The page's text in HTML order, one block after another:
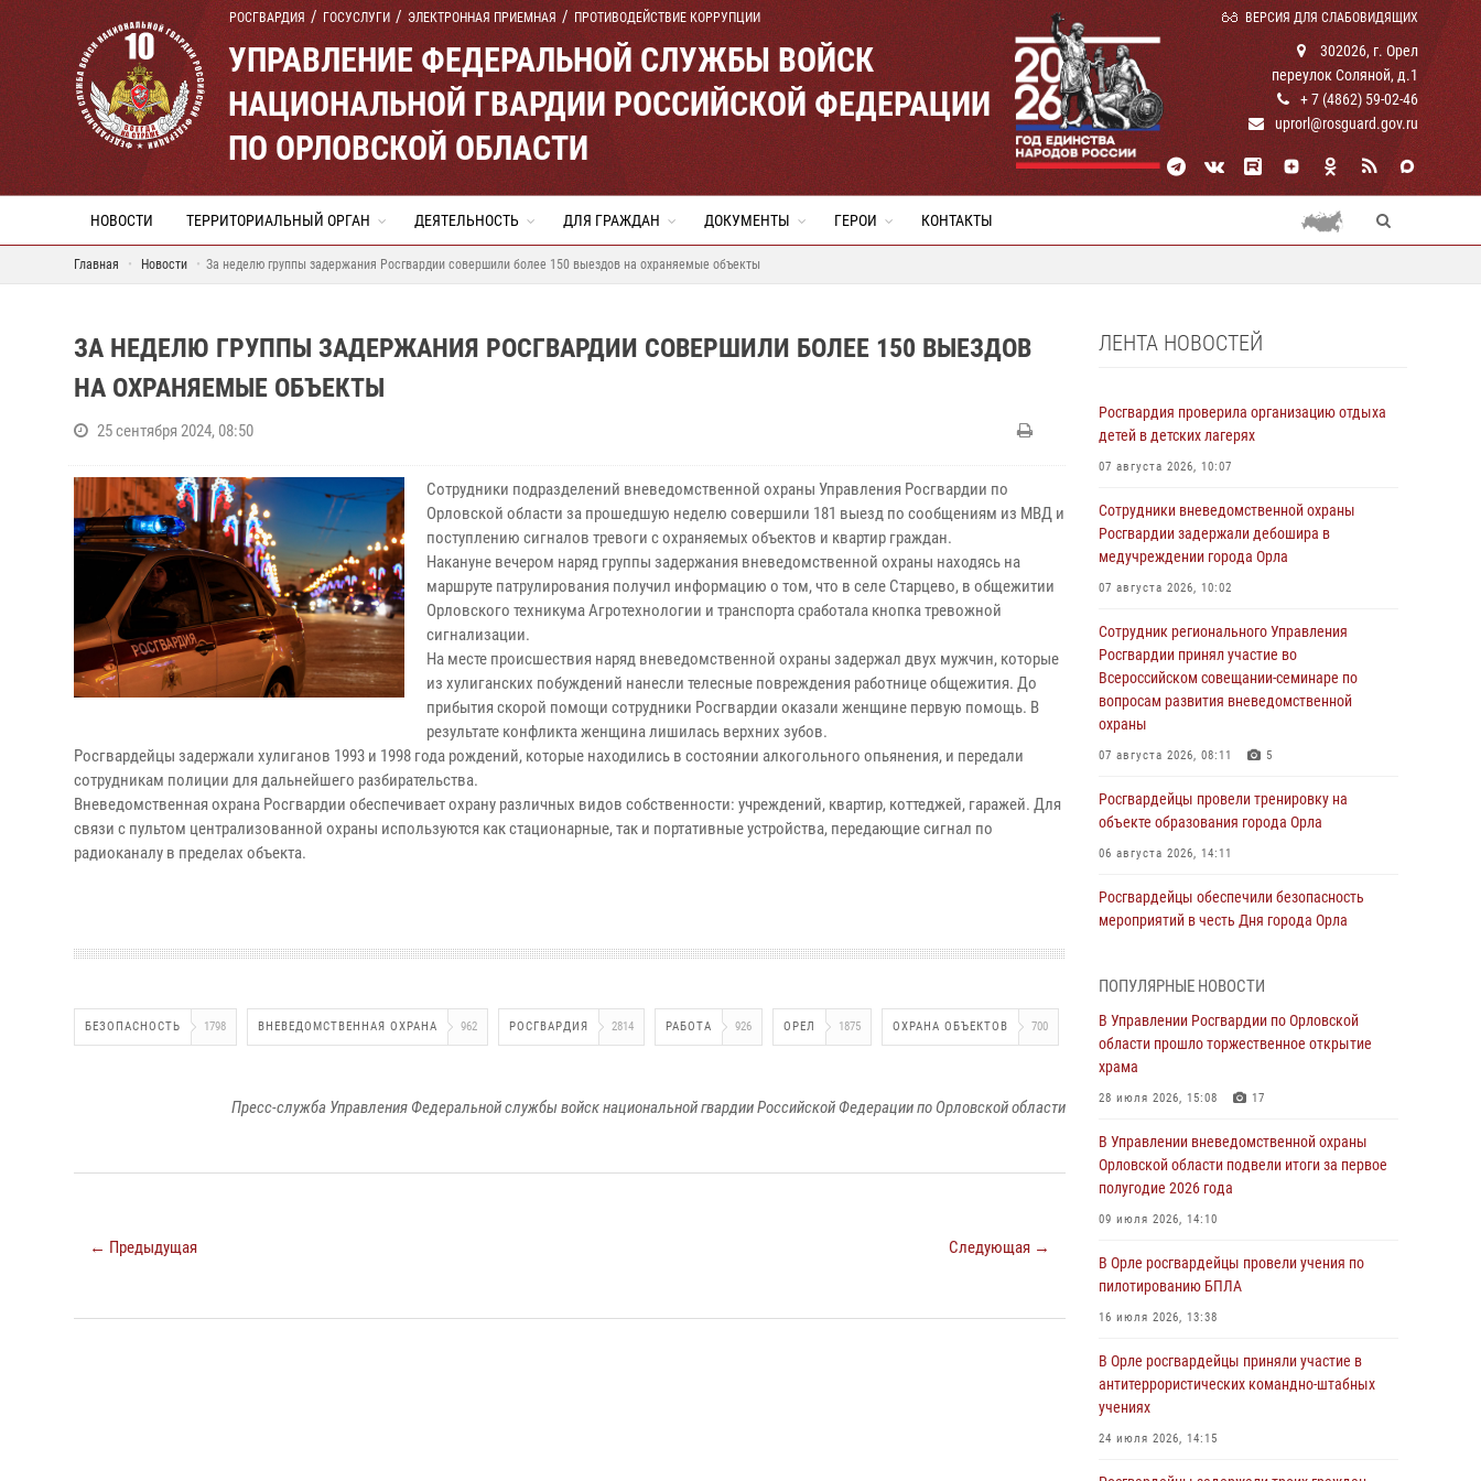
РОСГВАРДИЯ ГОСУСЛУГИ ЭЛЕКТРОННАЯ ПРИЕМНАЯ ПРОТИВОДЕЙСТВИЕ КОРРУПЦИИ ВЕРСИЯ ДЛЯ СЛАБОВИДЯЩИХ
УПРАВЛЕНИЕ ФЕДЕРАЛЬНОЙ СЛУЖБЫ ВОЙСК
НАЦИОНАЛЬНОЙ ГВАРДИИ РОССИЙСКОЙ ФЕДЕРАЦИИ
ПО ОРЛОВСКОЙ ОБЛАСТИ
302026, г. Орел
переулок Соляной, д.1
+ 7 (4862) 59-02-46
uprorl@rosguard.gov.ru
НОВОСТИ ТЕРРИТОРИАЛЬНЫЙ ОРГАН ДЕЯТЕЛЬНОСТЬ ДЛЯ ГРАЖДАН ДОКУМЕНТЫ ГЕРОИ КОНТАКТЫ
Главная Новости За неделю группы задержания Росгвардии совершили более 150 выездов на охраняемые объекты
ЗА НЕДЕЛЮ ГРУППЫ ЗАДЕРЖАНИЯ РОСГВАРДИИ СОВЕРШИЛИ БОЛЕЕ 150 ВЫЕЗДОВ
НА ОХРАНЯЕМЫЕ ОБЪЕКТЫ
25 сентября 2024, 08:50
Сотрудники подразделений вневедомственной охраны Управления Росгвардии по
Орловской области за прошедшую неделю совершили 181 выезд по сообщениям из МВД и
поступлению сигналов тревоги с охраняемых объектов и квартир граждан.
Накануне вечером наряд группы задержания вневедомственной охраны находясь на
маршруте патрулирования получил информацию о том, что в селе Старцево, в общежитии
Орловского техникума Агротехнологии и транспорта сработала кнопка тревожной
сигнализации.
На месте происшествия наряд вневедомственной охраны задержал двух мужчин, которые
из хулиганских побуждений нанесли телесные повреждения работнице общежития. До
прибытия скорой помощи сотрудники Росгвардии оказали женщине первую помощь. В
результате конфликта женщина лишилась верхних зубов.
Росгвардейцы задержали хулиганов 1993 и 1998 года рождений, которые находились в состоянии алкогольного опьянения, и передали
сотрудникам полиции для дальнейшего разбирательства.
Вневедомственная охрана Росгвардии обеспечивает охрану различных видов собственности: учреждений, квартир, коттеджей, гаражей. Для
связи с пультом централизованной охраны используются как стационарные, так и портативные устройства, передающие сигнал по
радиоканалу в пределах объекта.
БЕЗОПАСНОСТЬ 1798 ВНЕВЕДОМСТВЕННАЯ ОХРАНА 962 РОСГВАРДИЯ 2814 РАБОТА 926 ОРЕЛ 1875 ОХРАНА ОБЪЕКТОВ 700
Пресс-служба Управления Федеральной службы войск национальной гвардии Российской Федерации по Орловской области
← Предыдущая Следующая →
ЛЕНТА НОВОСТЕЙ
Росгвардия проверила организацию отдыха
детей в детских лагерях
07 августа 2026, 10:07
Сотрудники вневедомственной охраны
Росгвардии задержали дебошира в
медучреждении города Орла
07 августа 2026, 10:02
Сотрудник регионального Управления
Росгвардии принял участие во
Всероссийском совещании-семинаре по
вопросам развития вневедомственной
охраны
07 августа 2026, 08:11 5
Росгвардейцы провели тренировку на
объекте образования города Орла
06 августа 2026, 14:11
Росгвардейцы обеспечили безопасность
мероприятий в честь Дня города Орла
Начальник регионального Управления
Росгвардии принял участие в митинге в честь
дня освобождения города Орла
05 августа 2026, 13:16
результатах работы за первое полугодие
05 августа 2026, 13:12
За месяц росгвардейцы задержали 15 лиц,
противоправных действий
04 августа 2026, 14:21
росгвардейцев
04 августа 2026, 14:06 2
За месяц росгвардейцы приняли от граждан
ПОПУЛЯРНЫЕ НОВОСТИ
В Управлении Росгвардии по Орловской
области прошло торжественное открытие
храма
28 июля 2026, 15:08 17
В Управлении вневедомственной охраны
Орловской области подвели итоги за первое
полугодие 2026 года
09 июля 2026, 14:10
В Орле росгвардейцы провели учения по
пилотированию БПЛА
16 июля 2026, 13:38
В Орле росгвардейцы приняли участие в
антитеррористических командно-штабных
учениях
24 июля 2026, 14:15